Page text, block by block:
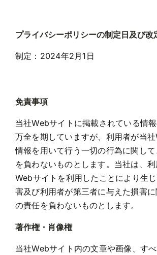
プライバシーポリシーの制定日及び改
制定：2024年2月1日
免責事項
当社Webサイトに掲載されている情
万全を期していますが、利用者が当
情報を用いて行う一切の行為に関し
を負わないものとします。 当社は、
Webサイトを利用したことにより生
害及び利用者が第三者に与えた損害
の責任を負わないものとします。
著作権・肖像権
当社Webサイト内の文章や画像、す